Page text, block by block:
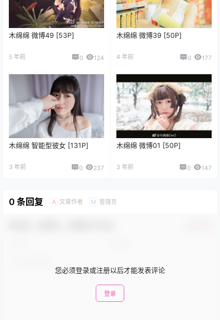
木绵绵 微博49 [53P]
5 年前 0 124
木绵绵 微博39 [50P]
4 年前 0 177
木绵绵 智能型彼女 [131P]
3 年前 0 237
木绵绵 微博01 [50P]
3 年前 0 147
0 条回复 A 文章作者 M 管理员
您必须登录或注册以后才能发表评论
登录